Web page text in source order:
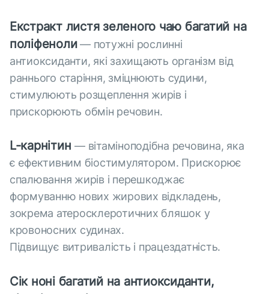
Екстракт листя зеленого чаю багатий на
поліфеноли— потужні рослинні
антиоксиданти, які захищають організм від
раннього старіння, зміцнюють судини,
стимулюють розщеплення жирів і
прискорюють обмін речовин.
L-карнітин— вітаміноподібна речовина, яка
є ефективним біостимулятором. Прискорює
спалювання жирів і перешкоджає
формуванню нових жирових відкладень,
зокрема атеросклеротичних бляшок у
кровоносних судинах.
Підвищує витривалість і працездатність.
Сік ноні багатий на антиоксиданти,